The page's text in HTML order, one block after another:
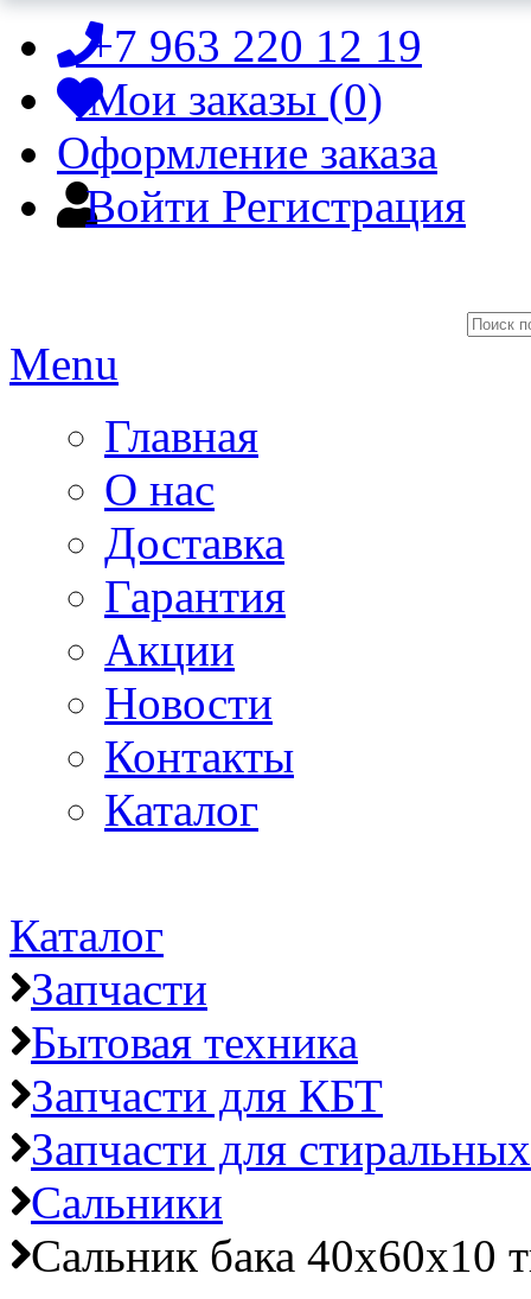
+7 963 220 12 19
Мои заказы (0)
Оформление заказа
Войти Регистрация
Menu
Главная
О нас
Доставка
Гарантия
Акции
Новости
Контакты
Каталог
Каталог
Запчасти
Бытовая техника
Запчасти для КБТ
Запчасти для
Сальники
Сальник бака 40х60х10